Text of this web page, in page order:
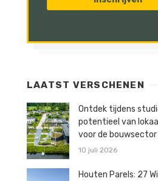
LAATST VERSCHENEN
Ontdek tijdens
potentieel van
voor de bouwsector
10 juli 2026
Houten Parels: 27